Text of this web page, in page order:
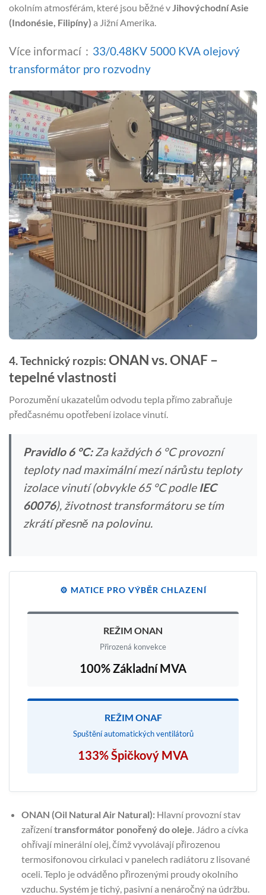
okolním atmosférám, které jsou běžné vJihovýchodní Asie
(Indonésie, Filipíny) a Jižní Amerika.
Více informací： 33/0.48KV 5000 KVA olejový
transformátor pro rozvodny
4. Technický rozpis: ONAN vs. ONAF –
tepelné vlastnosti
Porozumění ukazatelům odvodu tepla přímo zabraňuje
předčasnému opotřebení izolace vinutí.
Pravidlo 6 °C:Za každých 6 °C provozní
teploty nad maximální mezí nárůstu teploty
izolace vinutí (obvykle 65 °C podle IEC
60076), životnost transformátoru se tím
zkrátí přesně na polovinu.
⚙️ MATICE PRO VÝBĚR CHLAZENÍ
REŽIM ONAN
Přirozená konvekce
100% Základní MVA
REŽIM ONAF
Spuštění automatických ventilátorů
133% Špičkový MVA
ONAN (Oil Natural Air Natural):Hlavní provozní stav
zařízenítransformátor ponořený do oleje . Jádro a cívka
ohřívají minerální olej, čímž vyvolávají přirozenou
termosifonovou cirkulaci v panelech radiátoru z lisované
oceli. Teplo je odváděno přirozenými proudy okolního
vzduchu. Systém je tichý, pasivní a nenáročný na údržbu.